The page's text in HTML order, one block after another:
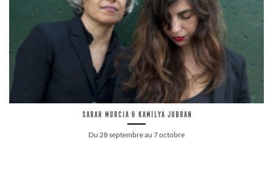
Sarah Murcia & Kamilya Jubran
Du 28 septembre au 7 octobre